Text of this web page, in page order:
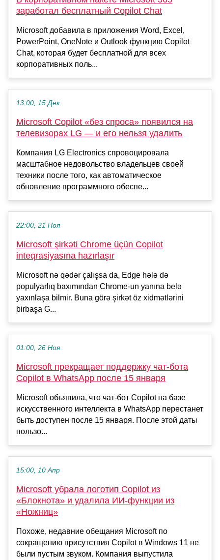
заработал бесплатный Copilot Chat
Microsoft добавила в приложения Word, Excel,
PowerPoint, OneNote и Outlook функцию Copilot
Chat, которая будет бесплатной для всех
корпоративных поль...
13:00, 15 Дек
Microsoft Copilot «без спроса» появился на
телевизорах LG — и его нельзя удалить
Компания LG Electronics спровоцировала
масштабное недовольство владельцев своей
техники после того, как автоматическое
обновление программного обеспе...
22:00, 21 Ноя
Microsoft şirkəti Chrome üçün Copilot
inteqrasiyasına hazırlaşır
Microsoft nə qədər çalışsa da, Edge hələ də
populyarlıq baxımından Chrome-un yanına belə
yaxınlaşa bilmir. Buna görə şirkət öz xidmətlərini
birbaşa G...
01:00, 26 Ноя
Microsoft прекращает поддержку чат-бота
Copilot в WhatsApp после 15 января
Microsoft объявила, что чат-бот Copilot на базе
искусственного интеллекта в WhatsApp перестанет
быть доступен после 15 января. После этой даты
пользо...
15:00, 10 Апр
Microsoft убрала логотип Copilot из
«Блокнота» и удалила ИИ-функции из
«Ножниц»
Похоже, недавние обещания Microsoft по
сокращению присутствия Copilot в Windows 11 не
были пустым звуком. Компания выпустила